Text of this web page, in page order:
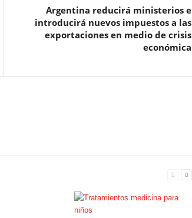
Argentina reducirá ministerios e
introducirá nuevos impuestos a las
exportaciones en medio de crisis
económica